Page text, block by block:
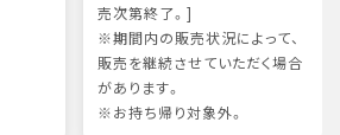
売次第終了。]
※期間内の販売状況によって、
販売を継続させていただく場合
があります。
※お持ち帰り対象外。